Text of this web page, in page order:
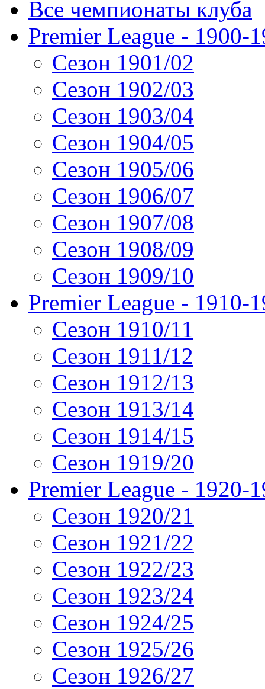
Все чемпионаты клуба
Premier League - 1900-
Сезон 1901/02
Сезон 1902/03
Сезон 1903/04
Сезон 1904/05
Сезон 1905/06
Сезон 1906/07
Сезон 1907/08
Сезон 1908/09
Сезон 1909/10
Premier League - 1910-
Сезон 1910/11
Сезон 1911/12
Сезон 1912/13
Сезон 1913/14
Сезон 1914/15
Сезон 1919/20
Premier League - 1920-
Сезон 1920/21
Сезон 1921/22
Сезон 1922/23
Сезон 1923/24
Сезон 1924/25
Сезон 1925/26
Сезон 1926/27